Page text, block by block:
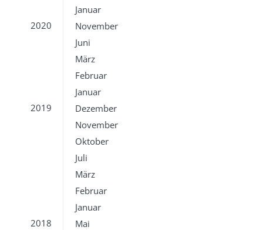
Januar
2020
November
Juni
März
Februar
Januar
2019
Dezember
November
Oktober
Juli
März
Februar
Januar
2018
Mai